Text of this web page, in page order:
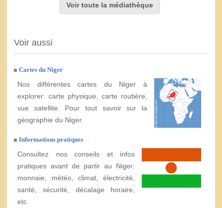
Voir toute la médiathèque
Voir aussi
Cartes du Niger
Nos différentes cartes du Niger à
explorer: carte physique, carte routière,
vue satellite. Pour tout savoir sur la
géographie du Niger.
Informations pratiques
Consultez nos conseils et infos
pratiques avant de partir au Niger:
monnaie, météo, climat, électricité,
santé, sécurité, décalage horaire,
etc.